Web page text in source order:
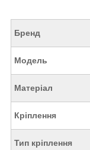
Бренд
Модель
Матеріал
Кріплення
Тип кріплення